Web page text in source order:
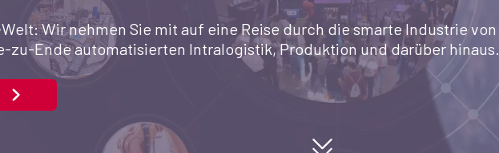
Wir nehmen Sie mit auf eine Reise durch die smarte Industrie von
zu-Ende automatisierten Intralogistik, Produktion und darüber hinaus.